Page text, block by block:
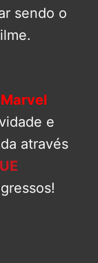
sendo o
e
através